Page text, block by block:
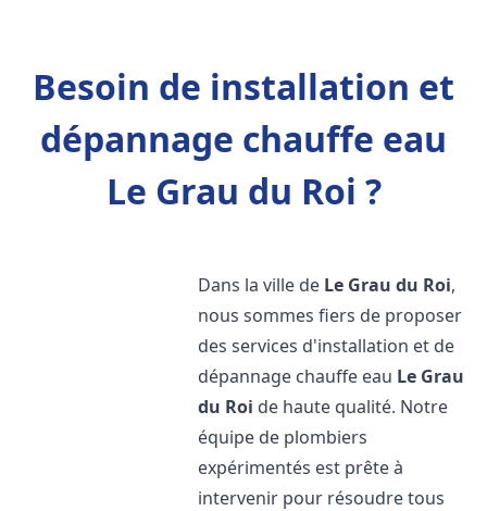
Besoin de installation et
dépannage chauffe eau
Le Grau du Roi ?
Dans la ville de Le Grau du Roi,
nous sommes fiers de proposer
des services d'installation et de
dépannage chauffe eau Le Grau
du Roi de haute qualité. Notre
équipe de plombiers
expérimentés est prête à
intervenir pour résoudre tous